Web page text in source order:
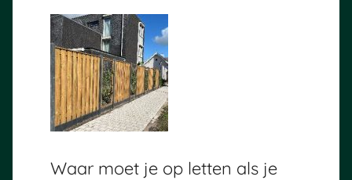
Waar moet je op letten als je